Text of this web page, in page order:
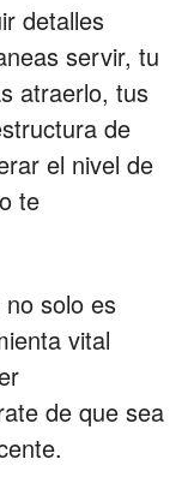
detalles
servir, tu
atraerlo, tus
de
el nivel de
te
solo es
vital
de que sea